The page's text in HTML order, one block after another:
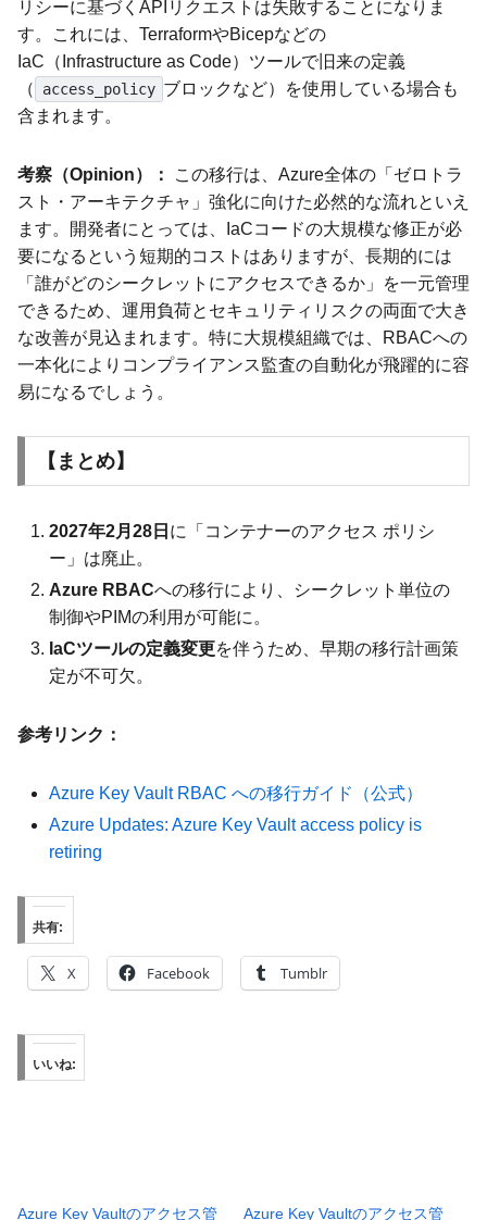
リシーに基づくAPIリクエストは失敗することになりま
す。これには、TerraformやBicepなどの
IaC（Infrastructure as Code）ツールで旧来の定義
（
access_policy ブロックなど）を使用している場合も
含まれます。
考察（Opinion）：
この移行は、Azure全体の「ゼロトラ
スト・アーキテクチャ」強化に向けた必然的な流れといえ
ます。開発者にとっては、IaCコードの大規模な修正が必
要になるという短期的コストはありますが、長期的には
「誰がどのシークレットにアクセスできるか」を一元管理
できるため、運用負荷とセキュリティリスクの両面で大き
な改善が見込まれます。特に大規模組織では、RBACへの
一本化によりコンプライアンス監査の自動化が飛躍的に容
易になるでしょう。
【まとめ】
2027年2月28日 に「コンテナーのアクセス ポリシ
ー」は廃止。
Azure RBACへの移行により、シークレット単位の
制御やPIMの利用が可能に。
IaCツールの定義変更を伴うため、早期の移行計画策
定が不可欠。
参考リンク：
Azure Key Vault RBAC への移行ガイド（公式）
Azure Updates: Azure Key Vault access policy is
retiring
共有:
X Facebook Tumblr
いいね:
Azure Key Vaultのアクセス管 Azure Key Vaultのアクセス管